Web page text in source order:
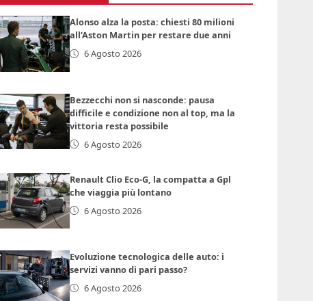
Alonso alza la posta: chiesti 80 milioni
all’Aston Martin per restare due anni
6 Agosto 2026
Bezzecchi non si nasconde: pausa
difficile e condizione non al top, ma la
vittoria resta possibile
6 Agosto 2026
Renault Clio Eco-G, la compatta a Gpl
che viaggia più lontano
6 Agosto 2026
Evoluzione tecnologica delle auto: i
servizi vanno di pari passo?
6 Agosto 2026